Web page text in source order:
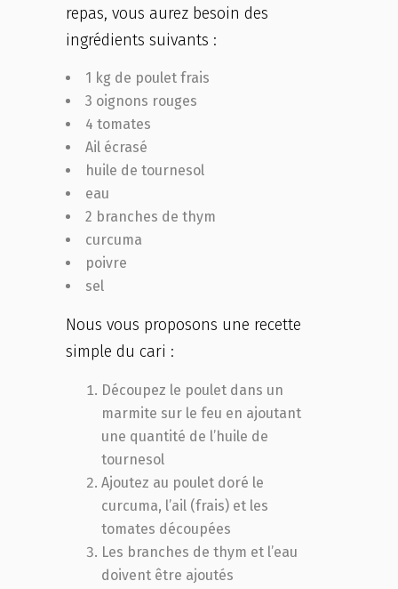
repas, vous aurez besoin des
ingrédients suivants :
1 kg de poulet frais
3 oignons rouges
4 tomates
Ail écrasé
huile de tournesol
eau
2 branches de thym
curcuma
poivre
sel
Nous vous proposons une recette
simple du cari :
Découpez le poulet dans un
marmite sur le feu en ajoutant
une quantité de l’huile de
tournesol
Ajoutez au poulet doré le
curcuma, l’ail (frais) et les
tomates découpées
Les branches de thym et l’eau
doivent être ajoutés